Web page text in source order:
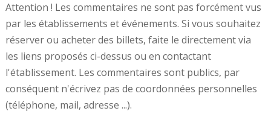
Attention ! Les commentaires ne sont pas forcément vus
par les établissements et événements. Si vous souhaitez
réserver ou acheter des billets, faite le directement via
les liens proposés ci-dessus ou en contactant
l'établissement. Les commentaires sont publics, par
conséquent n'écrivez pas de coordonnées personnelles
(téléphone, mail, adresse ...).